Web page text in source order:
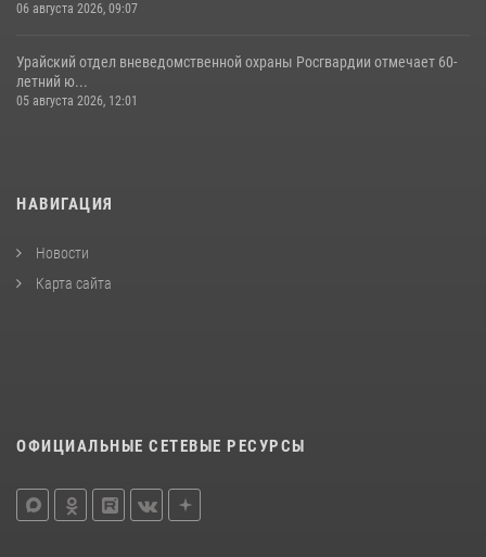
06 августа 2026, 09:07
Урайский отдел вневедомственной охраны Росгвардии отмечает 60-
летний ю...
05 августа 2026, 12:01
НАВИГАЦИЯ
Новости
Карта сайта
ОФИЦИАЛЬНЫЕ СЕТЕВЫЕ РЕСУРСЫ